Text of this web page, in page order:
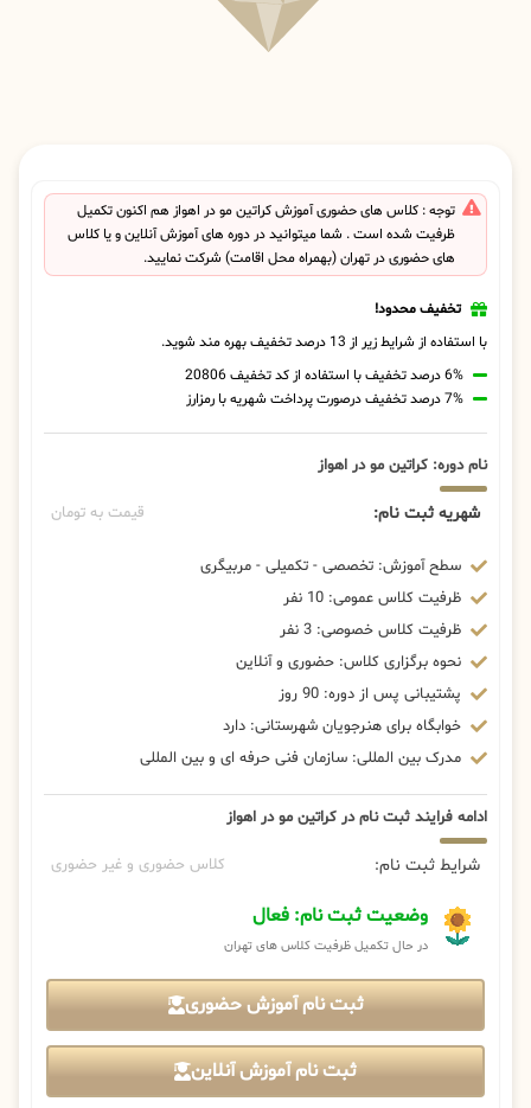
توجه : کلاس های حضوری آموزش کراتین مو در اهواز هم اکنون تکمیل
ظرفیت شده است . شما میتوانید در دوره های آموزش آنلاین و یا کلاس
های حضوری در تهران (بهمراه محل اقامت) شرکت نمایید.
تخفیف محدود!
با استفاده از شرایط زیر از 13 درصد تخفیف بهره مند شوید.
6% درصد تخفیف با استفاده از کد تخفیف 20806
7% درصد تخفیف درصورت پرداخت شهریه با رمزارز
نام دوره: کراتین مو در اهواز
شهریه ثبت نام: قیمت به تومان
سطح آموزش: تخصصی - تکمیلی - مربیگری
ظرفیت کلاس عمومی: 10 نفر
ظرفیت کلاس خصوصی: 3 نفر
نحوه برگزاری کلاس: حضوری و آنلاین
پشتیبانی پس از دوره: 90 روز
خوابگاه برای هنرجویان شهرستانی: دارد
مدرک بین المللی: سازمان فنی حرفه ای و بین المللی
ادامه فرایند ثبت نام در کراتین مو در اهواز
شرایط ثبت نام: کلاس حضوری و غیر حضوری
وضعیت ثبت نام: فعال
در حال تکمیل ظرفیت کلاس های تهران
ثبت نام آموزش حضوری
ثبت نام آموزش آنلاین